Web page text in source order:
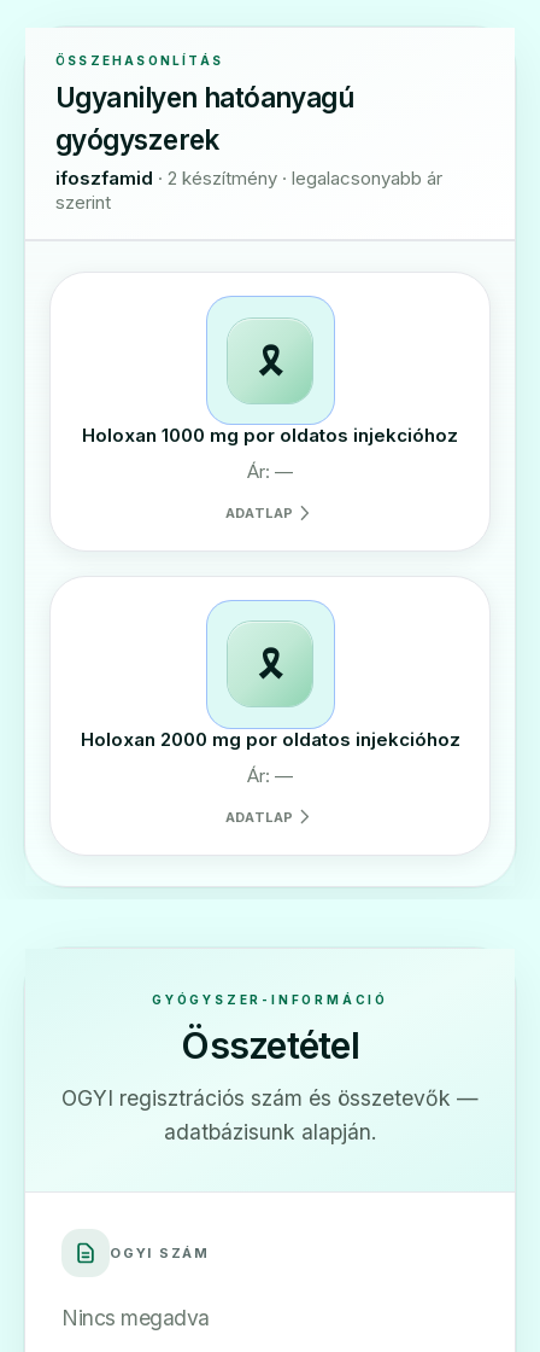
ÖSSZEHASONLÍTÁS
Ugyanilyen hatóanyagú
gyógyszerek
ifoszfamid · 2 készítmény · legalacsonyabb ár
szerint
🎗️
Holoxan 1000 mg por oldatos injekcióhoz
Ár: —
ADATLAP
🎗️
Holoxan 2000 mg por oldatos injekcióhoz
Ár: —
ADATLAP
GYÓGYSZER-INFORMÁCIÓ
Összetétel
OGYI regisztrációs szám és összetevők —
adatbázisunk alapján.
OGYI SZÁM
Nincs megadva